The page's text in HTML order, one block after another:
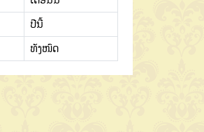
ປີນີ້
ທັງໜົດ